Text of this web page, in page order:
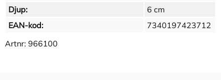
Djup:
6 cm
EAN-kod:
7340197423712
Artnr: 966100